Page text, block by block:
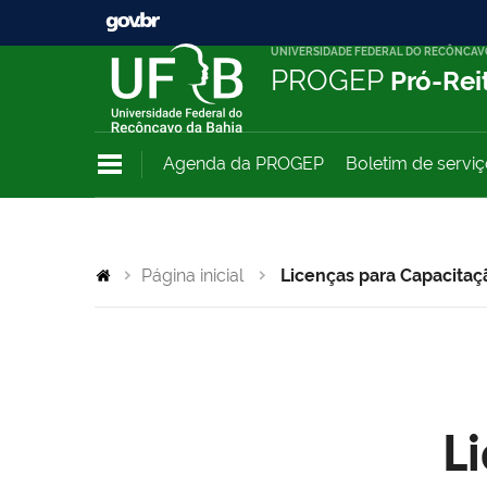
UNIVERSIDADE FEDERAL DO
PROGEP Pró-
Agenda da PROGEP Boletim de
Página inicial Licenças para